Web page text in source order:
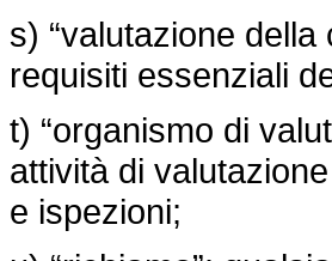
s) “valutazione
requisiti essenziali
t) “organismo di
attività di
e ispezioni;